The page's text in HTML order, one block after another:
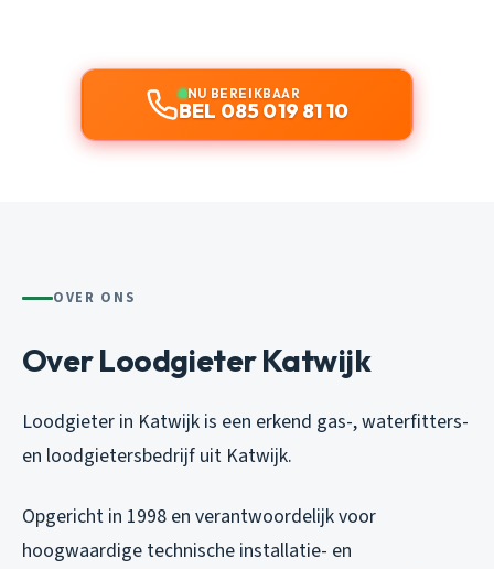
NU BEREIKBAAR
BEL 085 019 81 10
OVER ONS
Over Loodgieter Katwijk
Loodgieter in Katwijk is een erkend gas-, waterfitters-
en loodgietersbedrijf uit Katwijk.
Opgericht in 1998 en verantwoordelijk voor
hoogwaardige technische installatie- en